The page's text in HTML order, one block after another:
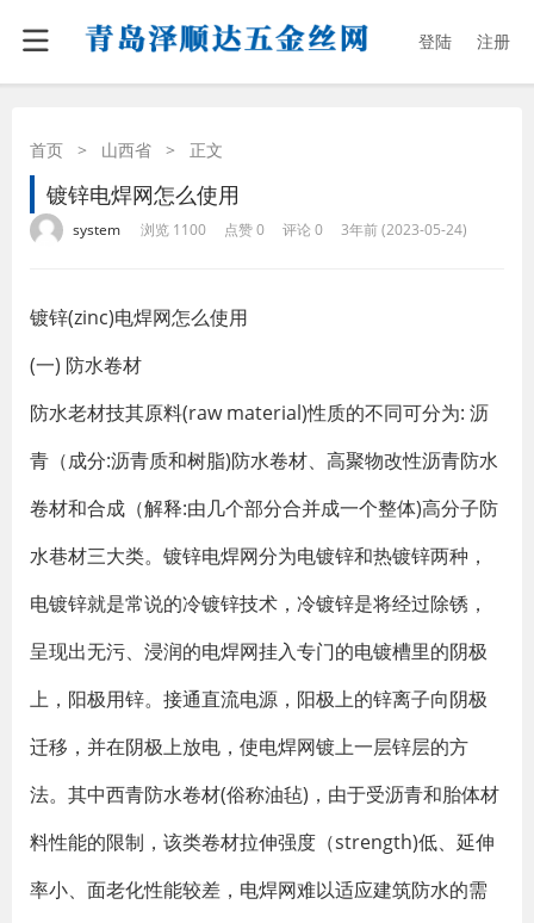
登陆 注册
首页 > 山西省 > 正文
镀锌电焊网怎么使用
system 浏览 1100 点赞 0 评论 0 3年前 (2023-05-24)
镀锌(zinc)电焊网怎么使用
(一) 防水卷材
防水老材技其原料(raw material)性质的不同可分为: 沥
青（成分:沥青质和树脂)防水卷材、高聚物改性沥青防水
卷材和合成（解释:由几个部分合并成一个整体)高分子防
水巷材三大类。镀锌电焊网分为电镀锌和热镀锌两种，
电镀锌就是常说的冷镀锌技术，冷镀锌是将经过除锈，
呈现出无污、浸润的电焊网挂入专门的电镀槽里的阴极
上，阳极用锌。接通直流电源，阳极上的锌离子向阴极
迁移，并在阴极上放电，使电焊网镀上一层锌层的方
法。其中西青防水卷材(俗称油毡)，由于受沥青和胎体材
料性能的限制，该类卷材拉伸强度（strength)低、延伸
率小、面老化性能较差，电焊网难以适应建筑防水的需